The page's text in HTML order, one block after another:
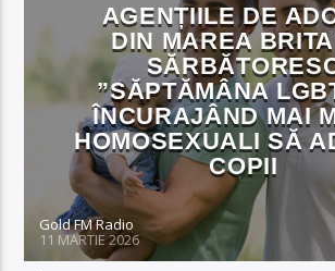
AGENȚIILE DE
DIN MAREA
”SĂPTĂMÂNA
ÎNCURAJÂND MAI
HOMOSEXUALI SĂ
COPII
Gold FM Radio
11 MARTIE 2026